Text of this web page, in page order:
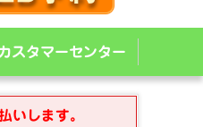
スタマーセンター
いします。